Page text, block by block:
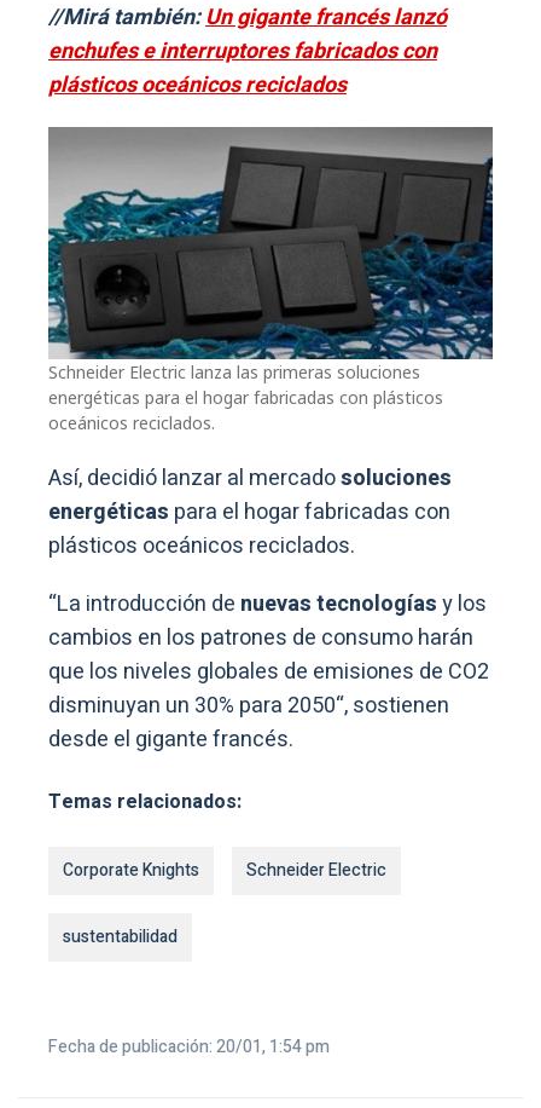
//Mirá también:Un gigante francés lanzó
enchufes e interruptores fabricados con
plásticos oceánicos reciclados
Schneider Electric lanza las primeras soluciones
energéticas para el hogar fabricadas con plásticos
oceánicos reciclados.
Así, decidió lanzar al mercadosoluciones
energéticas para el hogar fabricadas con
plásticos oceánicos reciclados.
“La introducción de nuevas tecnologíasy los
cambios en los patrones de consumo harán
que los niveles globales de emisiones de CO2
disminuyan un 30% para 2050“, sostienen
desde el gigante francés.
Temas relacionados:
Corporate Knights Schneider Electric
sustentabilidad
Fecha de publicación: 20/01, 1:54 pm